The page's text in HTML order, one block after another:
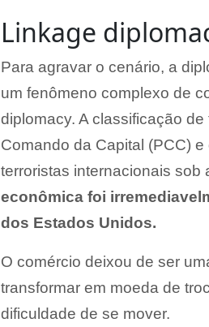
Linkage
Para agravar o cenário, a
um fenômeno complexo de
diplomacy. A classificação
Comando da Capital (PCC)
terroristas internacionais sob
econômica foi
dos Estados Unidos.
O comércio deixou de ser
transformar em moeda de
dificuldade de se mover.